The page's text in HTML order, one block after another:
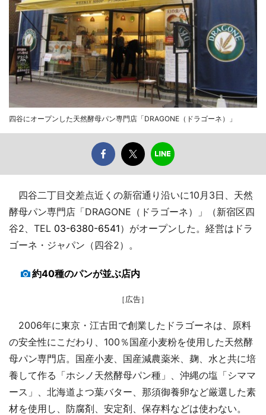
四谷にオープンした天然酵母パン専門店「DRAGONE（ドラゴーネ）」
四谷二丁目交差点近くの新宿通り沿いに10月3日、天然
酵母パン専門店「DRAGONE（ドラゴーネ）」（新宿区四
谷2、TEL 03-6380-6541）がオープンした。経営はドラ
ゴーネ・ジャパン（四谷2）。
約40種のパンが並ぶ店内
［広告］
2006年に東京・江古田で創業したドラゴーネは、原料
の安全性にこだわり、100％国産小麦粉を使用した天然酵
母パン専門店。国産小麦、国産減農薬米、麹、水と共に培
養して作る「ホシノ天然酵母パン種」、沖縄の塩「シママ
ース」、北海道よつ葉バター、那須御養卵など厳選した素
材を使用し、防腐剤、安定剤、保存料などは使わない。